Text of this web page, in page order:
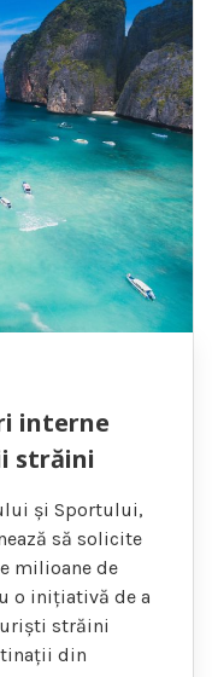
interne
străini
și Sportului,
să solicite
milioane de
o inițiativă de a
străini
din